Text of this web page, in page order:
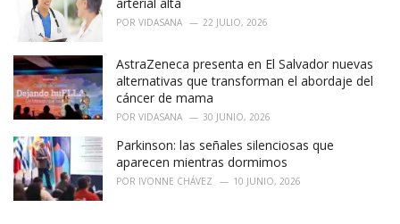
arterial alta
POR VIDASANA 22 JULIO, 2026
AstraZeneca presenta en El Salvador nuevas
alternativas que transforman el abordaje del
cáncer de mama
POR VIDASANA 30 JUNIO, 2026
Parkinson: las señales silenciosas que
aparecen mientras dormimos
POR IVONNE CHÁVEZ 10 JUNIO, 2026